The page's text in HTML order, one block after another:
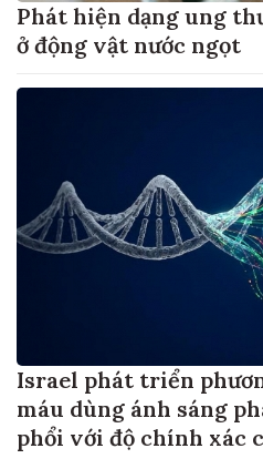
Phát hiện dạng ung
ở động vật nước ngọt
Israel phát triển
máu dùng ánh sáng
phổi với độ chính xác